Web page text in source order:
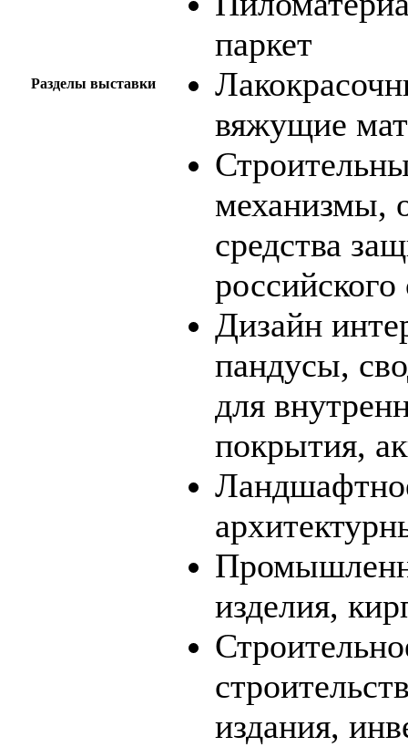
Разделы выставки
паркет
вяжущие
механизмы,
средства
российского
Дизайн
пандусы,
для
покрытия,
изделия,
издания,